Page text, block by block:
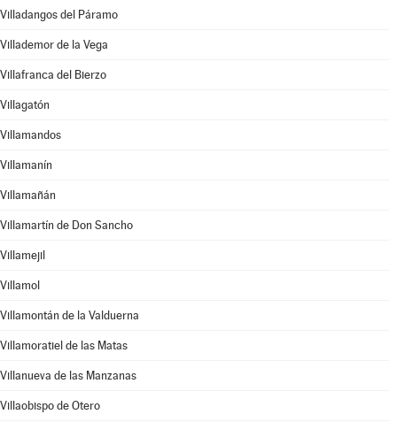
Villadangos del Páramo
Villademor de la Vega
Villafranca del Bierzo
Villagatón
Villamandos
Villamanín
Villamañán
Villamartín de Don Sancho
Villamejil
Villamol
Villamontán de la Valduerna
Villamoratiel de las Matas
Villanueva de las Manzanas
Villaobispo de Otero